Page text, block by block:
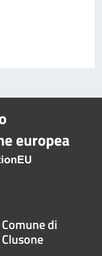
Comune di
Clusone